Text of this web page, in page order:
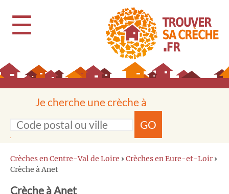
☰
Je cherche une crèche à
GO
Crèches en Centre-Val de Loire › Crèches en Eure-et-Loir ›
Crèche à Anet
Crèche à Anet